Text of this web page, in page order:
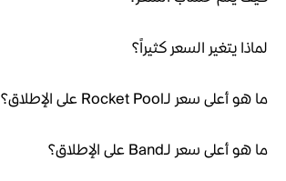
لماذا يتغير السعر كثيراً؟
ما هو أعلى سعر لـRocket Pool على الإطلاق؟
ما هو أعلى سعر لـBand على الإطلاق؟